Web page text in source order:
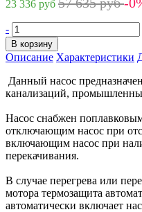
23 336 руб
-
В корзину
Описание Характеристики
Данный насос
канализаций,
Насос снабжен
отключающим насос при
включающим насос при
перекачивания.
В случае перегрева или
мотора термозащита
автоматически включает